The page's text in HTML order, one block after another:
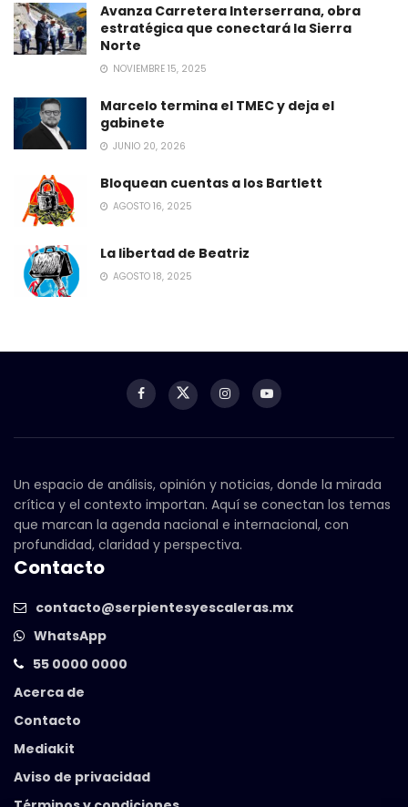
Avanza Carretera Interserrana, obra
estratégica que conectará la Sierra
Norte
NOVIEMBRE 15, 2025
Marcelo termina el TMEC y deja el
gabinete
JUNIO 20, 2026
Bloquean cuentas a los Bartlett
AGOSTO 16, 2025
La libertad de Beatriz
AGOSTO 18, 2025
Un espacio de análisis, opinión y noticias, donde la mirada
crítica y el contexto importan. Aquí se conectan los temas
que marcan la agenda nacional e internacional, con
profundidad, claridad y perspectiva.
Contacto
contacto@serpientesyescaleras.mx
WhatsApp
55 0000 0000
Acerca de
Contacto
Mediakit
Aviso de privacidad